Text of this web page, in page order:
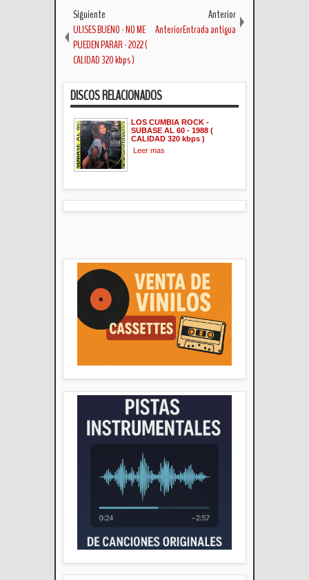
Siguiente
ULISES BUENO - NO ME
PUEDEN PARAR - 2022 (
CALIDAD 320 kbps )
Anterior
AnteriorEntrada antigua
DISCOS RELACIONADOS
LOS CUMBIA ROCK -
SUBASE AL 60 - 1988 (
CALIDAD 320 kbps )
Leer mas